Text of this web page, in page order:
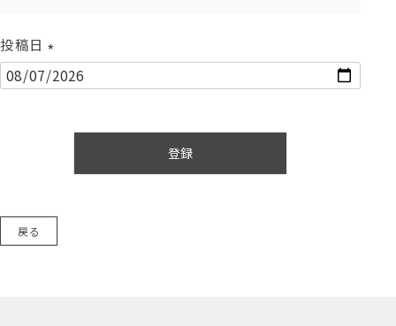
投稿日
(
必
登録
戻る